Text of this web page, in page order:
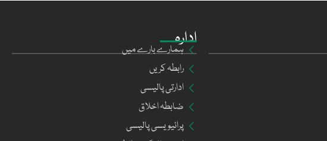
ادارہ
ہمارے بارے میں
رابطہ کریں
ادارتی پالیسی
ضابطہ اخلاق
پرائیویسی پالیسی